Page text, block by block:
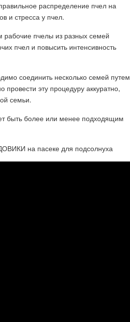
распределение пчел на
и стресса у пчел.
рабочие пчелы из разных семей
пчел и повысить интенсивность
соединить несколько семей путем
эту процедуру аккуратно,
семьи.
быть более или менее подходящим
на пасеке для подсолнуха